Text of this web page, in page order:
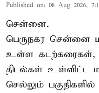
Published on: 08 Aug 2026,
சென்னை,
பெருநகர சென்னை
உள்ள கடற்கரைகள்,
திடல்கள் உள்ளிட்ட
செல்லும்